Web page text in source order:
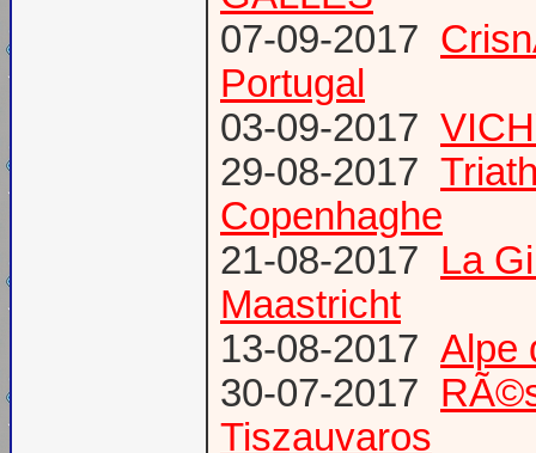
07-09-2017
Portugal
03-09-2017
29-08-2017
Copenhaghe
21-08-2017 La
Maastricht
13-08-2017 Alpe
30-07-2017
Tiszauvaros